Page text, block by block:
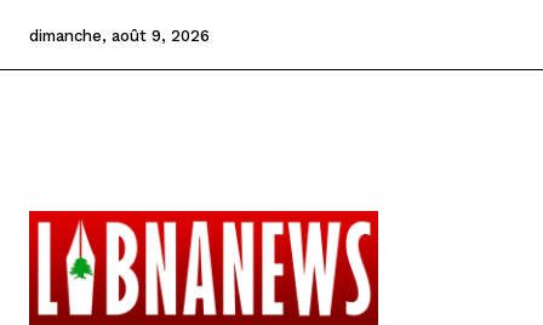
dimanche, août 9, 2026